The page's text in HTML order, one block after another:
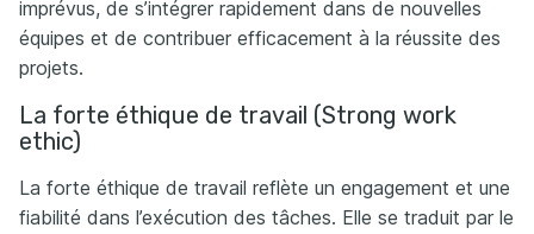
imprévus, de s’intégrer rapidement dans de nouvelles
équipes et de contribuer efficacement à la réussite des
projets.
La forte éthique de travail (Strong work
ethic)
La forte éthique de travail reflète un engagement et une
fiabilité dans l’exécution des tâches. Elle se traduit par le